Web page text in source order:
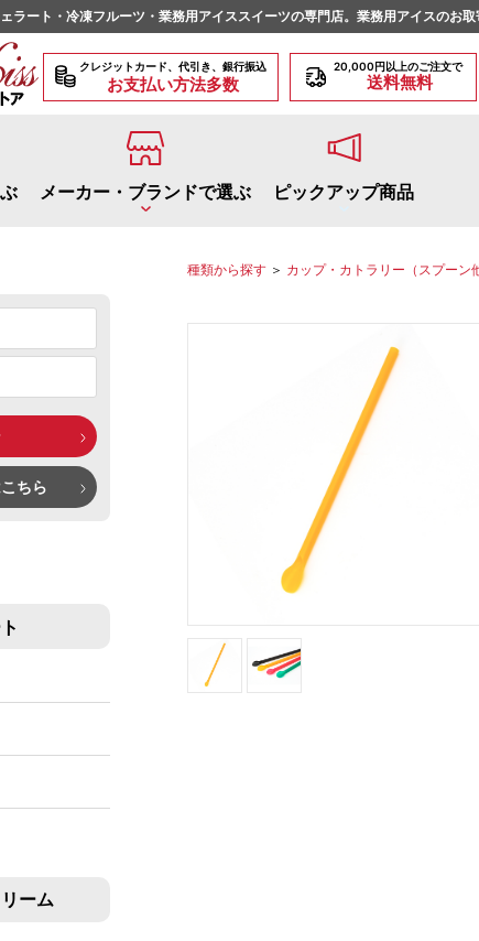
ラート・冷凍フルーツ・業務用アイススイーツの専門店。業務用アイスのお
クレジットカード、代引き、銀行振込
お支払い方法多数
20,000円以上のご注文で
送料無料
リーム 2L
クリームコーン
イス 皮つきフルーツシャーベット ひとくちアイス
フルーツ わらび餅・ぎゅうひ・餅
メーカー・ブランドで選ぶ ピックアップ商品
ちら
ーム
種類から探す ＞ カップ・カトラリー（スプーン